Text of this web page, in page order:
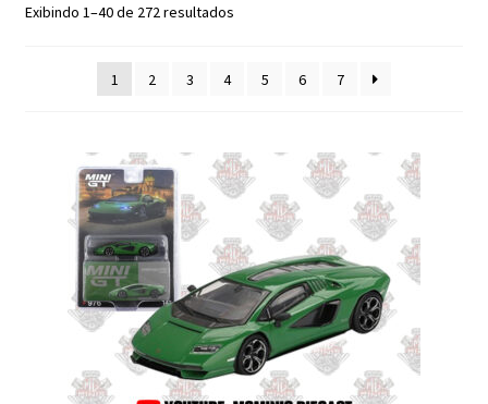
Exibindo 1–40 de 272 resultadosClassificado
recente
1 2 3 4 5 6 7